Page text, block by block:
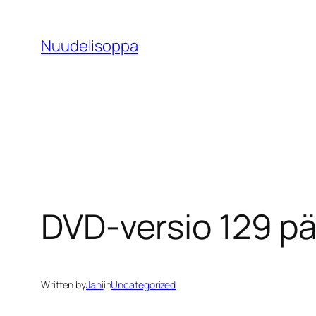
content
Nuudelisoppa
DVD-versio 129
Written byJaniinUncategorized